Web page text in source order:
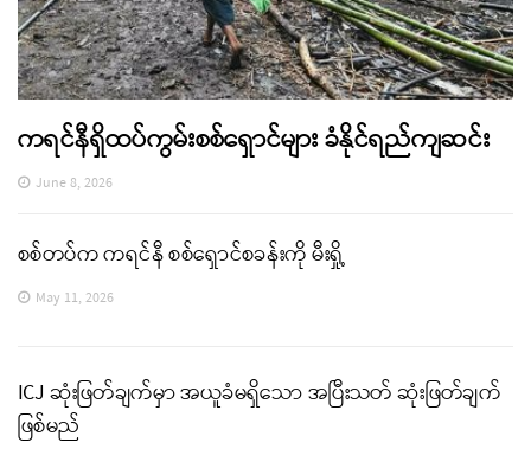
ကရင်နီရှိထပ်ကွမ်းစစ်ရှောင်များ ခံနိုင်ရည်ကျဆင်း
June 8, 2026
စစ်တပ်က ကရင်နီ စစ်ရှောင်စခန်းကို မီးရှို့
May 11, 2026
ICJ ဆုံးဖြတ်ချက်မှာ အယူခံမရှိသော အပြီးသတ် ဆုံးဖြတ်ချက်
ဖြစ်မည်